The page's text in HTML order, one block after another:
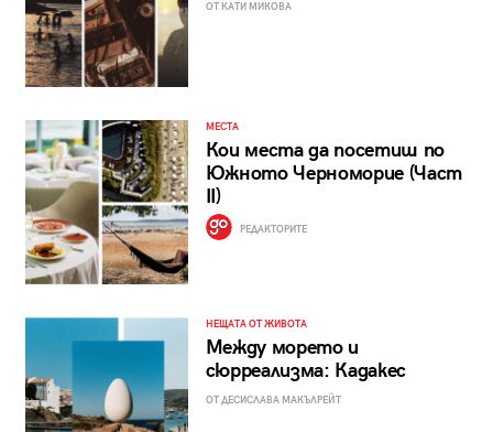
ОТ КАТИ МИКОВА
МЕСТА
Кои места да посетиш по
Южното Черноморие (Част
II)
РЕДАКТОРИТЕ
НЕЩАТА ОТ ЖИВОТА
Между морето и
сюрреализма: Кадакес
ОТ ДЕСИСЛАВА МАКЪЛРЕЙТ